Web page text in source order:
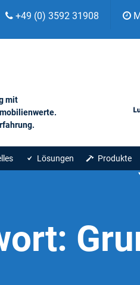
+49 (0) 3592 31908
mit
Lösungen Produkte